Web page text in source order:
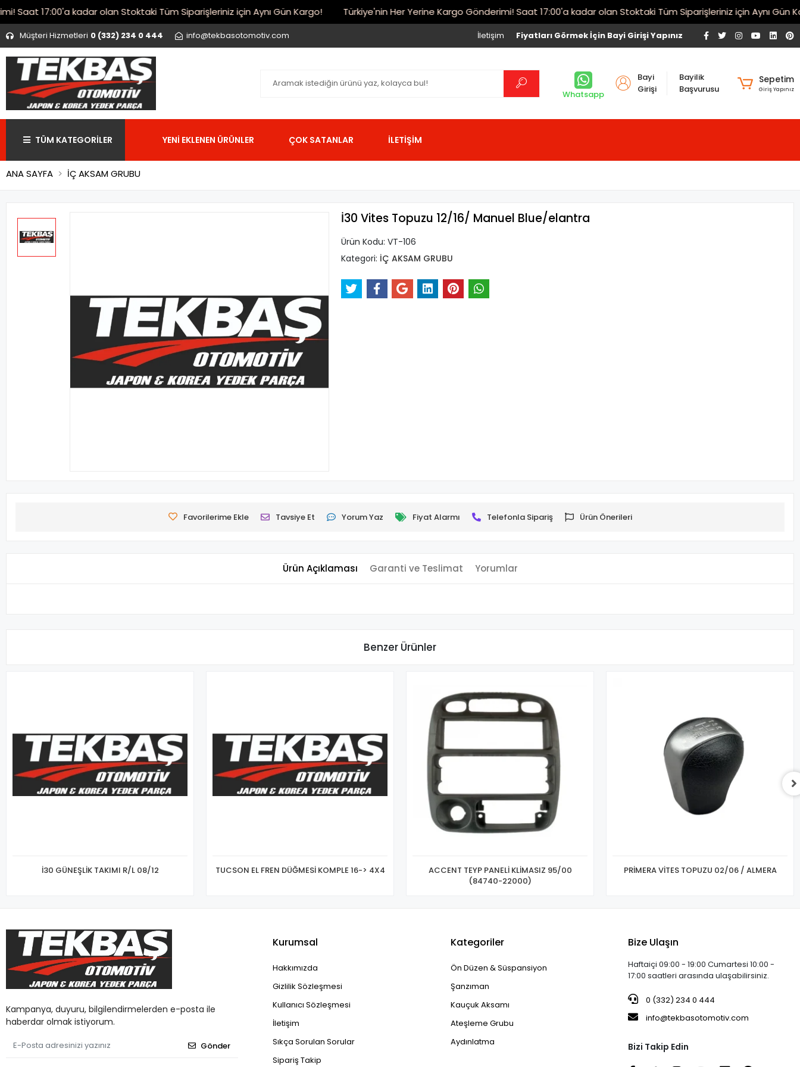
17:00'a kadar olan Stoktaki Tüm Siparişleriniz için Aynı Gün Kargo! Türkiye'nin Her Yerine Kargo Gönderimi! Saat 17:00'a kadar olan Stoktaki Tüm Siparişleriniz için Aynı Gün
Müşteri Hizmetleri 0 (332) 234 0 444 info@tekbasotomotiv.com Fiyatları Görmek İçin Bayi Girişi Yapınız
İletişim
Whatsapp
Bayi
Girişi
Bayilik
Başvurusu
Sepetim
Giriş Yapınız
TÜM KATEGORİLER YENİ EKLENEN ÜRÜNLER ÇOK SATANLAR İLETİŞİM
ANA SAYFA İÇ AKSAM GRUBU
İ30 Vites Topuzu 12/16/ Manuel Blue/elantra
Ürün Kodu: VT-106
Kategori: İÇ AKSAM GRUBU
Favorilerime Ekle Tavsiye Et Yorum Yaz Fiyat Alarmı Telefonla Sipariş Ürün Önerileri
Ürün Açıklaması Garanti ve Teslimat Yorumlar
Benzer Ürünler
İ30 GÜNEŞLİK TAKIMI R/L 08/12 TUCSON EL FREN DÜĞMESİ KOMPLE 16-> 4X4
ACCENT TEYP PANELİ KLİMASIZ 95/00
(84740-22000)
PRİMERA VİTES TOPUZU 02/06 / ALMERA
Kampanya, duyuru, bilgilendirmelerden e-posta ile
haberdar olmak istiyorum.
Gönder
Kurumsal
Hakkımızda
Gizlilik Sözleşmesi
Kullanıcı Sözleşmesi
İletişim
Sıkça Sorulan Sorular
Sipariş Takip
Kategoriler
Ön Düzen & Süspansiyon
Şanzıman
Kauçuk Aksamı
Ateşleme Grubu
Aydınlatma
Bize Ulaşın
Haftaiçi 09:00 - 19:00 Cumartesi 10:00 -
17:00 saatleri arasında ulaşabilirsiniz.
0 (332) 234 0 444
info@tekbasotomotiv.com
Bizi Takip Edin